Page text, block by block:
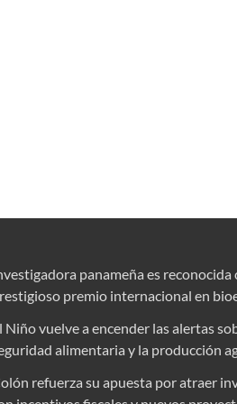
panameña es reconocida
premio internacional en
Niño vuelve a encender las alertas
alimentaria y la producción
refuerza su apuesta por atraer